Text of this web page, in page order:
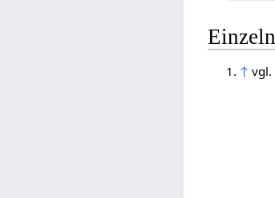
↑ vgl.